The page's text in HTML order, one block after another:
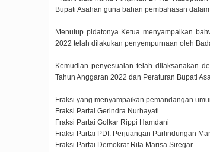
Bupati Asahan guna bahan pembahasan
Menutup pidatonya Ketua menyampaikan
2022 telah dilakukan penyempurnaan oleh
Kemudian penyesuaian telah dilaksanakan
Tahun Anggaran 2022 dan Peraturan Bupati
Fraksi yang menyampaikan pemandangan
Fraksi Partai Gerindra Nurhayati
Fraksi Partai Golkar Rippi Hamdani
Fraksi Partai PDI. Perjuangan Parlindungan
Fraksi Partai Demokrat Rita Marisa Siregar